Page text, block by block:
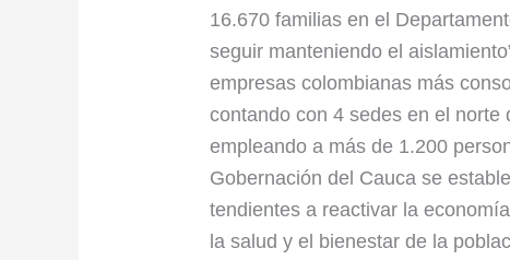
16.670 familias en el
seguir manteniendo el
empresas colombianas más
contando con 4 sedes en el
empleando a más de 1.200
Gobernación del Cauca se
tendientes a reactivar la
la salud y el bienestar de la